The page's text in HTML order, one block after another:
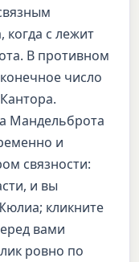
когда c лежит
В противном
число
Мандельброта
и
связности:
и вы
кликните
вами
ровно по